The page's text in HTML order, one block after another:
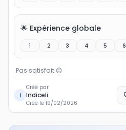
🌟 Expérience globale
1 2 3 4 5 6
Pas satisfait 😞
i
Créé par
Indiceli
Créé le 19/02/2026